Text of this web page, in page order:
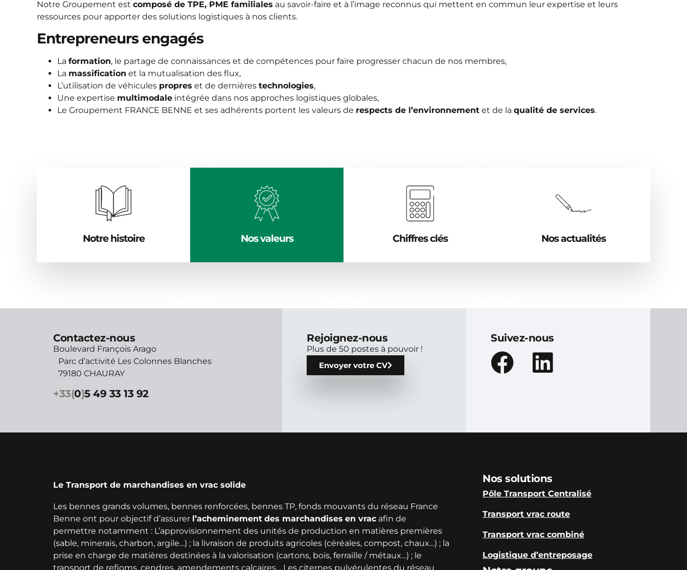
Notre Groupement est composé de TPE, PME familiales au savoir-faire et à l’image reconnus qui mettent en commun leur expertise et leurs
ressources pour apporter des solutions logistiques à nos clients.
Entrepreneurs engagés
La formation, le partage de connaissances et de compétences pour faire progresser chacun de nos membres,
La massification et la mutualisation des flux,
L’utilisation de véhicules propres et de dernières technologies,
Une expertise multimodale intégrée dans nos approches logistiques globales,
Le Groupement FRANCE BENNE et ses adhérents portent les valeurs de respects de l’environnement et de la qualité de services.
Notre histoire Nos valeurs Chiffres clés Nos actualités
Contactez-nous
Boulevard François Arago
Parc d’activité Les Colonnes Blanches
79180 CHAURAY
+33(0)5 49 33 13 92
Rejoignez-nous
Plus de 50 postes à pouvoir !
Envoyer votre CV
Suivez-nous
Le Transport de marchandises en vrac solide
Les bennes grands volumes, bennes renforcées, bennes TP, fonds mouvants du réseau France
Benne ont pour objectif d’assurer l’acheminement des marchandises en vrac afin de
permettre notamment : L’approvisionnement des unités de production en matières premières
(sable, minerais, charbon, argile…) ; la livraison de produits agricoles (céréales, compost, chaux…) ; la
prise en charge de matières destinées à la valorisation (cartons, bois, ferraille / métaux…) ; le
transport de refioms, cendres, amendements calcaires… Les citernes pulvérulentes du réseau
Nos solutions
Pôle Transport Centralisé
Transport vrac route
Transport vrac combiné
Logistique d’entreposage